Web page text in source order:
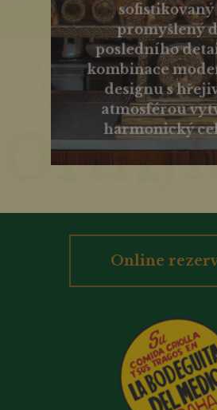
sofistikovaný
promyšlený
posledního
kombinace
designu s
atmosférou
harmonický
Online